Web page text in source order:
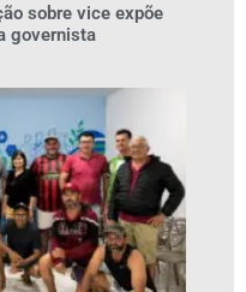
sobre vice expõe
governista